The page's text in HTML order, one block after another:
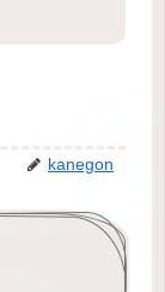
kanegon